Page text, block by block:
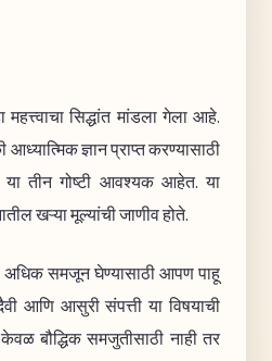
महत्त्वाचा सिद्धांत मांडला गेला आहे.
ज्ञान प्राप्त करण्यासाठी
या तीन गोष्टी आवश्यक आहेत. या
खऱ्या मूल्यांची जाणीव होते.
अधिक समजून घेण्यासाठी आपण पाहू
आणि आसुरी संपत्ती या विषयाची
बौद्धिक समजुतीसाठी नाही तर